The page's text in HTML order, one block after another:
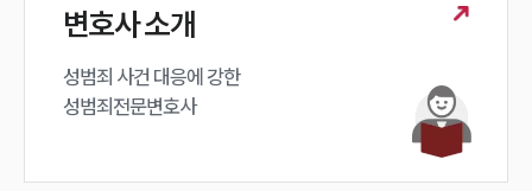
변호사 소개
성범죄 사건 대응에 강한
성범죄전문변호사